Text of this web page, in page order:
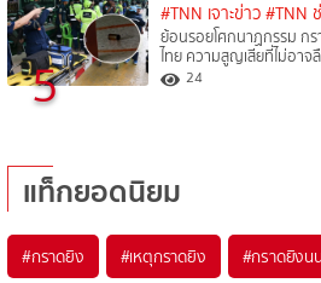
5
#TNN เจาะข่าว #TNN
ย้อนรอยโศกนาฏกรรม กร
ไทย ความสูญเสียที่ไม่อาจ
24
แท็กยอดนิยม
#กราดยิง #เหตุกราดยิง #กราดยิงน